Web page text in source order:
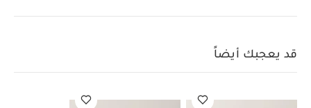
التثبيت على ملابس الطفل
الضمان: 3 أشهر
100‏%‏ قطن عضوي،
قد يعجبك أيضاً